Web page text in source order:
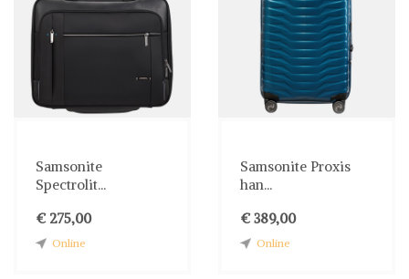
Samsonite
Spectrolit...
€ 275,00
Online
Samsonite Proxis
han...
€ 389,00
Online